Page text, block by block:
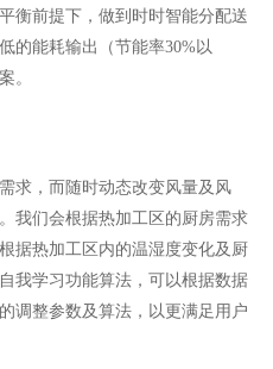
衡前提下，做到时时智能分配送
的能耗输出（节能率30%以
。
，而随时动态改变风量及风
我们会根据热加工区的厨房需求
据热加工区内的温湿度变化及厨
我学习功能算法，可以根据数据
调整参数及算法，以更满足用户